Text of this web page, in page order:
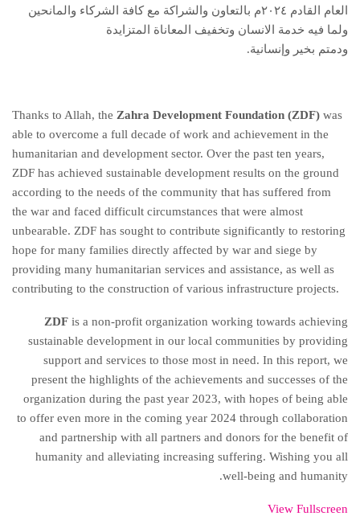
العام القادم ٢٠٢٤م بالتعاون والشراكة مع كافة الشركاء والمانحين
ولما فيه خدمة الانسان وتخفيف المعاناة المتزايدة
ودمتم بخير وإنسانية.
Thanks to Allah, the Zahra Development Foundation (ZDF) was
able to overcome a full decade of work and achievement in the
humanitarian and development sector. Over the past ten years,
ZDF has achieved sustainable development results on the ground
according to the needs of the community that has suffered from
the war and faced difficult circumstances that were almost
unbearable. ZDF has sought to contribute significantly to restoring
hope for many families directly affected by war and siege by
providing many humanitarian services and assistance, as well as
contributing to the construction of various infrastructure projects.
ZDF is a non-profit organization working towards achieving
sustainable development in our local communities by providing
support and services to those most in need. In this report, we
present the highlights of the achievements and successes of the
organization during the past year 2023, with hopes of being able
to offer even more in the coming year 2024 through collaboration
and partnership with all partners and donors for the benefit of
humanity and alleviating increasing suffering. Wishing you all
well-being and humanity.
View Fullscreen